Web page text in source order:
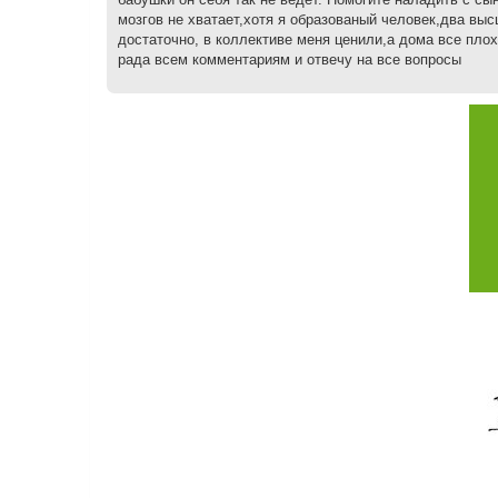
мозгов не хватает,хотя я образованый человек,два
достаточно, в коллективе меня ценили,а дома все
рада всем комментариям и отвечу на все вопросы